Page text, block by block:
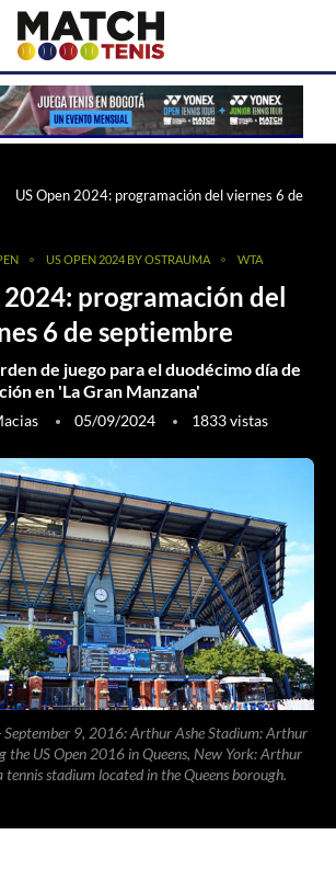
US Open 2024: programación del viernes 6 de
US OPEN 2024 BY OSTRAUMA WTA
2024: programación del
6 de septiembre
de juego para el duodécimo día de
en 'La Gran Manzana'
05/09/2024 1833vistas
September 9, 2016: Arthur Ashe Stadium: Arthur
the US Open 2016 in Queens, New York: Arthur
tennis stadium located in the Queens borough.